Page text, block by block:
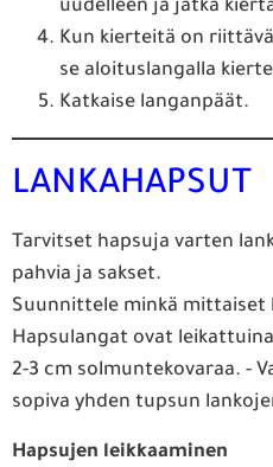
uudelleen ja jatka
Kun kierteitä on
se aloituslangalla
Katkaise langanpäät.
LANKAHAPSUT
Tarvitset hapsuja varten
pahvia ja sakset.
Suunnittele minkä mittaiset
Hapsulangat ovat
2-3 cm solmuntekovaraa. -
sopiva yhden tupsun
Hapsujen leikkaaminen